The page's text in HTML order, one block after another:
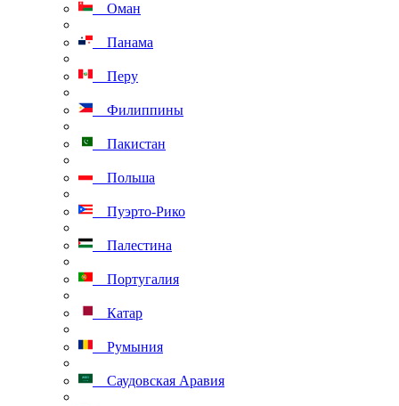
Оман
Панама
Перу
Филиппины
Пакистан
Польша
Пуэрто-Рико
Палестина
Португалия
Катар
Румыния
Саудовская Аравия